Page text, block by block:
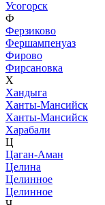
Усогорск
Ф
Ферзиково
Фершампенуаз
Фирово
Фирсановка
Х
Хандыга
Ханты-Мансийск
Ханты-Мансийск
Харабали
Ц
Цаган-Аман
Целина
Целинное
Целинное